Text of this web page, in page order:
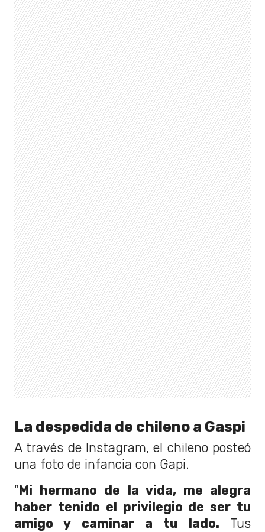
La despedida de chileno a Gaspi
A través de Instagram, el chileno posteó
una foto de infancia con Gapi.
" Mi hermano de la vida, me alegra
haber tenido el privilegio de ser tu
amigo y caminar a tu lado. Tus